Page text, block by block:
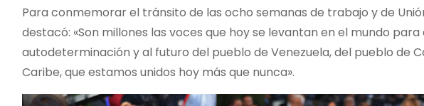
Para conmemorar el tránsito de las ocho semanas de trabajo y de
destacó: «Son millones las voces que hoy se levantan en el mundo
autodeterminación y al futuro del pueblo de Venezuela, del pueblo de
Caribe, que estamos unidos hoy más que nunca».